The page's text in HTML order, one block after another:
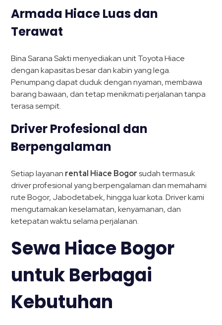
Armada Hiace Luas dan
Terawat
Bina Sarana Sakti menyediakan unit Toyota Hiace
dengan kapasitas besar dan kabin yang lega.
Penumpang dapat duduk dengan nyaman, membawa
barang bawaan, dan tetap menikmati perjalanan tanpa
terasa sempit.
Driver Profesional dan
Berpengalaman
Setiap layanan rental Hiace Bogorsudah termasuk
driver profesional yang berpengalaman dan memahami
rute Bogor, Jabodetabek, hingga luar kota. Driver kami
mengutamakan keselamatan, kenyamanan, dan
ketepatan waktu selama perjalanan.
Sewa Hiace Bogor
untuk Berbagai
Kebutuhan